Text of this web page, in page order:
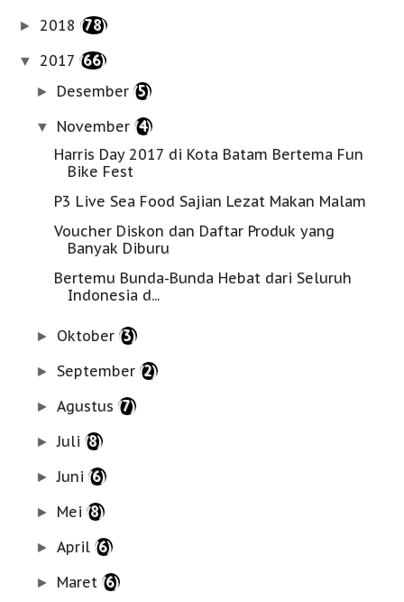
► 2018 (78)
▼ 2017 (66)
► Desember(5)
▼ November(4)
Harris Day 2017 di Kota Batam Bertema Fun
Bike Fest
P3 Live Sea Food Sajian Lezat Makan Malam
Voucher Diskon dan Daftar Produk yang
Banyak Diburu
Bertemu Bunda-Bunda Hebat dari Seluruh
Indonesia d...
► Oktober(3)
► September(2)
►Agustus(7)
►Juli(8)
►Juni(6)
► Mei(8)
►April(6)
► Maret(6)